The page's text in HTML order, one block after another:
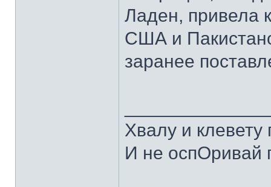
Ладен, привела
США и
заранее
Хвалу и
И не оспОривай